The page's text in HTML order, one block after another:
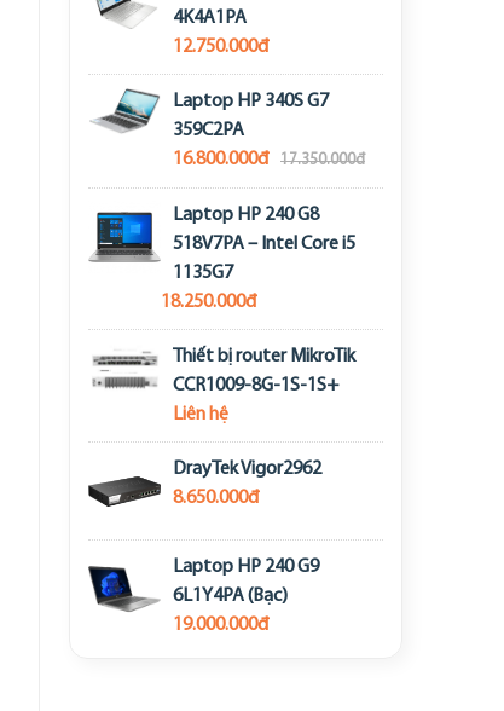
4K4A1PA
12.750.000đ
Laptop HP 340S G7
359C2PA
16.800.000đ
17.350.000đ
Laptop HP 240 G8
518V7PA – Intel Core i5
1135G7
18.250.000đ
Thiết bị router MikroTik
CCR1009-8G-1S-1S+
Liên hệ
DrayTek Vigor2962
8.650.000đ
Laptop HP 240 G9
6L1Y4PA (Bạc)
19.000.000đ